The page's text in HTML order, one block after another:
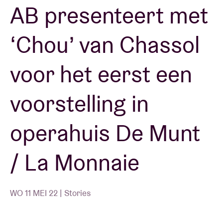
BRDCST
ABtv
Concertcheque
Over AB
Contact
AB presenteert met
‘Chou’ van Chassol
voor het eerst een
voorstelling in
operahuis De Munt
/ La Monnaie
WO 11 MEI 22 | Stories